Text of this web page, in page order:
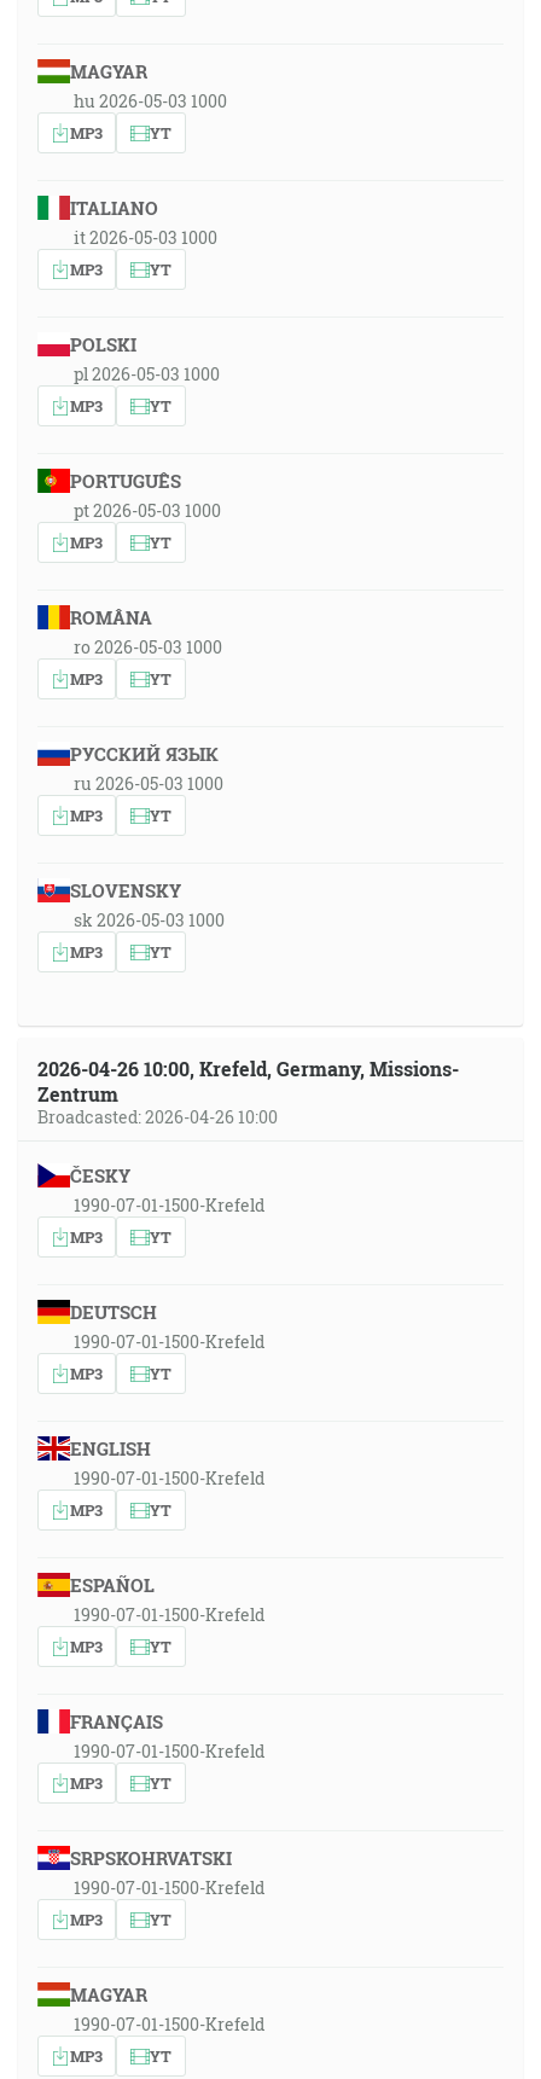
MAGYAR
hu 2026-05-03 1000
MP3 YT
ITALIANO
it 2026-05-03 1000
MP3 YT
POLSKI
pl 2026-05-03 1000
MP3 YT
PORTUGUÊS
pt 2026-05-03 1000
MP3 YT
ROMÂNA
ro 2026-05-03 1000
MP3 YT
РУССКИЙ ЯЗЫК
ru 2026-05-03 1000
MP3 YT
SLOVENSKY
sk 2026-05-03 1000
MP3 YT
2026-04-26 10:00, Krefeld, Germany, Missions-
Zentrum
Broadcasted: 2026-04-26 10:00
ČESKY
1990-07-01-1500-Krefeld
MP3 YT
DEUTSCH
1990-07-01-1500-Krefeld
MP3 YT
ENGLISH
1990-07-01-1500-Krefeld
MP3 YT
ESPAÑOL
1990-07-01-1500-Krefeld
MP3 YT
FRANÇAIS
1990-07-01-1500-Krefeld
MP3 YT
SRPSKOHRVATSKI
1990-07-01-1500-Krefeld
MP3 YT
MAGYAR
1990-07-01-1500-Krefeld
MP3 YT